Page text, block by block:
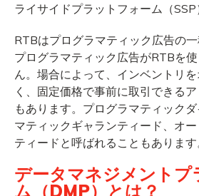
ライサイドプラットフォーム（SSP
RTBはプログラマティック広告の
プログラマティック広告がRTBを
ん。場合によって、インベントリ
く、固定価格で事前に取引できる
もあります。プログラマティック
マティックギャランティード、オ
ティードと呼ばれることもあります
データマネジメントプ
ム（DMP）とは？